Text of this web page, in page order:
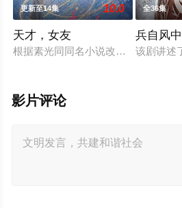
更新至14集 10.0
天才，女友
根据素光同同名小说改编。江逾白长
全36集
兵自风
该剧讲述
影片评论